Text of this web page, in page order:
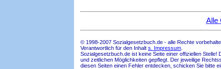
Alle
© 1998-2007 Sozialgesetzbuch.de - alle Rechte
Verantwortlich für den Inhalt s. Impressum
Sozialgesetzbuch.de ist keine Seite einer offiziellen
und zeitlichen Möglichkeiten gepflegt. Der jeweilige
diesen Seiten einen Fehler entdecken, schicken Sie bitte